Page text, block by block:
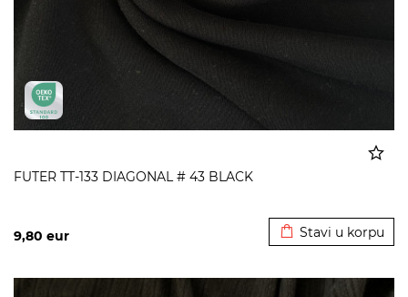
FUTER TT-133 DIAGONAL # 43 BLACK
9,80 eur Stavi u korpu